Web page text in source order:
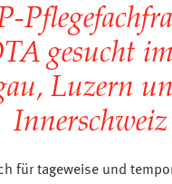
gesucht
Luzern
Innerschweiz
für tageweise und